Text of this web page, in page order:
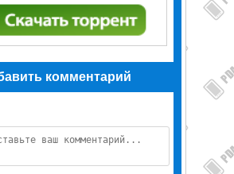
комментарий